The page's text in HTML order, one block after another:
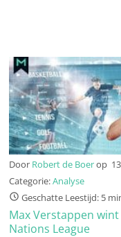
Door Robert de Boerop
Categorie:Analyse
Geschatte Leestijd: 5
Max Verstappen
Nations League